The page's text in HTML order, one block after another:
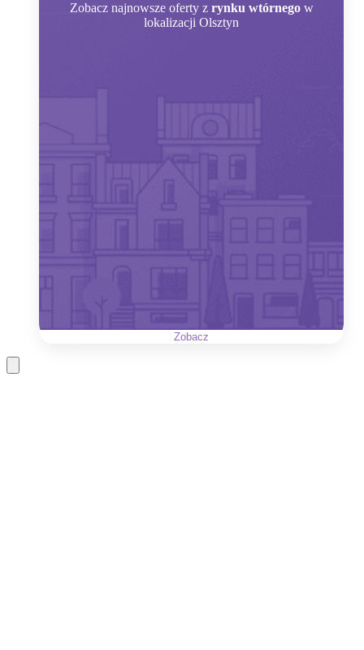
Zobacz najnowsze oferty z rynku wtórnego w
lokalizacji Olsztyn
Zobacz